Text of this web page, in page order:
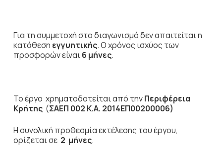
Για τη συμμετοχή στο διαγωνισμό δεν απαιτείται η
κατάθεση εγγυητικής. Ο χρόνος ισχύος των
προσφορών είναι6 μήνες.
Το έργο χρηματοδοτείται από τηνΠεριφέρεια
Κρήτης(ΣΑΕΠ 002 Κ.Α. 2014ΕΠ00200006)
Η συνολική προθεσμία εκτέλεσης του έργου,
ορίζεται σε 2 μήνες.